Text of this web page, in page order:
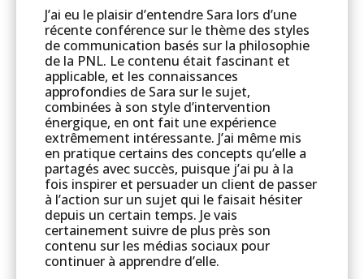
J’ai eu le plaisir d’entendre Sara lors d’une
récente conférence sur le thème des styles
de communication basés sur la philosophie
de la PNL. Le contenu était fascinant et
applicable, et les connaissances
approfondies de Sara sur le sujet,
combinées à son style d’intervention
énergique, en ont fait une expérience
extrêmement intéressante. J’ai même mis
en pratique certains des concepts qu’elle a
partagés avec succès, puisque j’ai pu à la
fois inspirer et persuader un client de passer
à l’action sur un sujet qui le faisait hésiter
depuis un certain temps. Je vais
certainement suivre de plus près son
contenu sur les médias sociaux pour
continuer à apprendre d’elle.